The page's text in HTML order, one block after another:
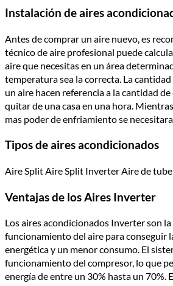
Instalación de aires
Antes de comprar un aire nuevo, es
técnico de aire profesional puede
aire que necesitas en un área
temperatura sea la correcta. La
un aire hacen referencia a la cantidad
quitar de una casa en una hora. Mientras
mas poder de enfriamiento se necesitara.
Tipos de aires acondicionados
Aire Split Aire Split Inverter Aire de
Ventajas de los Aires Inverter
Los aires acondicionados Inverter son
funcionamiento del aire para conseguir
energética y un menor consumo. El
funcionamiento del compresor, lo que
energía de entre un 30% hasta un 70%.